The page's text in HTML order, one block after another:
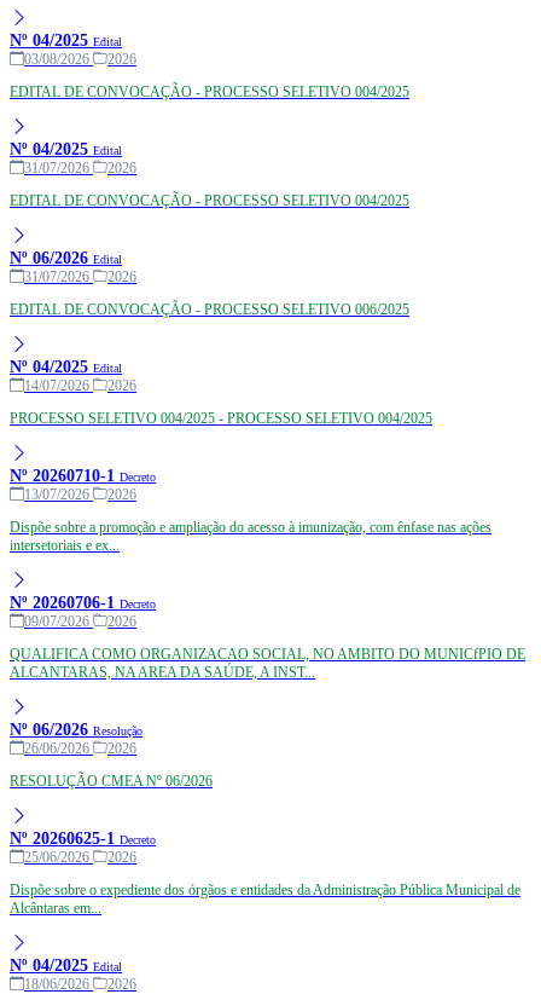
Nº 04/2025 Edital
03/08/2026
2026
EDITAL DE CONVOCAÇÃO - PROCESSO SELETIVO 004/2025
Nº 04/2025 Edital
31/07/2026
2026
EDITAL DE CONVOCAÇÃO - PROCESSO SELETIVO 004/2025
Nº 06/2026 Edital
31/07/2026
2026
EDITAL DE CONVOCAÇÃO - PROCESSO SELETIVO 006/2025
Nº 04/2025 Edital
14/07/2026
2026
PROCESSO SELETIVO 004/2025 - PROCESSO SELETIVO 004/2025
Nº 20260710-1 Decreto
13/07/2026
2026
Dispõe sobre a promoção e ampliação do acesso à imunização, com ênfase nas ações
intersetoriais e ex...
Nº 20260706-1 Decreto
09/07/2026
2026
QUALIFICA COMO ORGANIZACAO SOCIAL, NO AMBITO DO MUNICfPIO DE
ALCANTARAS, NA AREA DA SAÚDE, A INST...
Nº 06/2026 Resolução
26/06/2026
2026
RESOLUÇÃO CMEA Nº 06/2026
Nº 20260625-1 Decreto
25/06/2026
2026
Dispõe sobre o expediente dos órgãos e entidades da Administração Pública Municipal de
Alcântaras em...
Nº 04/2025 Edital
18/06/2026
2026